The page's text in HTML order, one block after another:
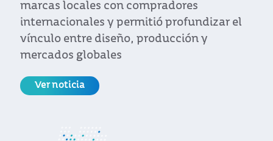
marcas locales con compradores
internacionales y permitió profundizar el
vínculo entre diseño, producción y
mercados globales
Ver noticia